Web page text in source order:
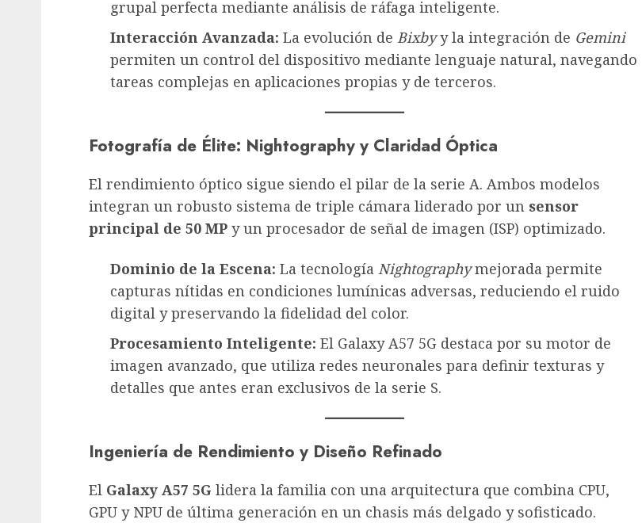
grupal perfecta mediante análisis de ráfaga inteligente.
Interacción Avanzada: La evolución de Bixbyy la integración de Gemini
permiten un control del dispositivo mediante lenguaje natural, navegando
tareas complejas en aplicaciones propias y de terceros.
Fotografía de Élite: Nightography y Claridad Óptica
El rendimiento óptico sigue siendo el pilar de la serie A. Ambos modelos
integran un robusto sistema de triple cámara liderado por un sensor
principal de 50 MP y un procesador de señal de imagen (ISP) optimizado.
Dominio de la Escena: La tecnología Nightographymejorada permite
capturas nítidas en condiciones lumínicas adversas, reduciendo el ruido
digital y preservando la fidelidad del color.
Procesamiento Inteligente: El Galaxy A57 5G destaca por su motor de
imagen avanzado, que utiliza redes neuronales para definir texturas y
detalles que antes eran exclusivos de la serie S.
Ingeniería de Rendimiento y Diseño Refinado
El Galaxy A57 5G lidera la familia con una arquitectura que combina CPU,
GPU y NPU de última generación en un chasis más delgado y sofisticado.